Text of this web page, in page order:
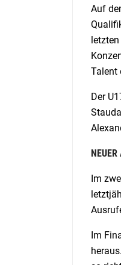
Auf
Talent
Der
Im
Im